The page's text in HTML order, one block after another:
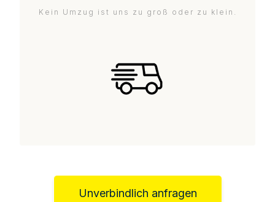
Kein Umzug ist uns zu groß oder zu klein.
Unverbindlich anfragen